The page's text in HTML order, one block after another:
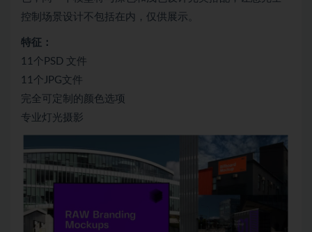
控制场景设计不包括在内，仅供展示。
特征：
11个PSD 文件
11个JPG文件
完全可定制的颜色选项
专业灯光摄影